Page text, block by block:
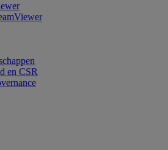
en CSR